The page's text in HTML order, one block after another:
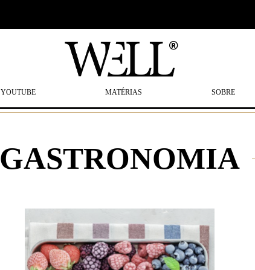
YOUTUBE MATÉRIAS SOBRE
GASTRONOMIA